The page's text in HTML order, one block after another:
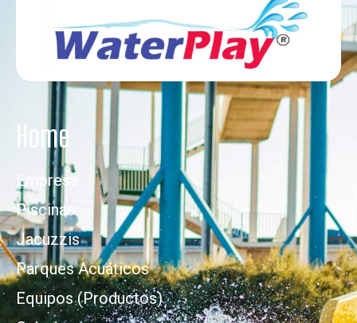
Home
Empresa
Piscinas
Jacuzzis
Parques Acuáticos
Equipos (Productos)